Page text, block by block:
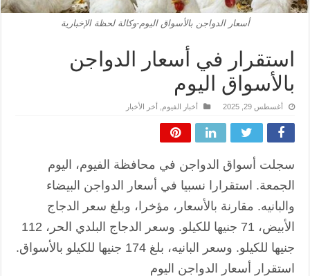
أسعار الدواجن بالأسواق اليوم-وكالة لحظة الإخبارية
استقرار في أسعار الدواجن
بالأسواق اليوم
أغسطس 29, 2025 أخبار الفيوم أخر الأخبار
سجلت أسواق الدواجن في محافظة الفيوم، اليوم
الجمعة. استقرارا نسبيا في أسعار الدواجن البيضاء
والبانيه. مقارنة بالأسعار، مؤخرا، وبلغ سعر الدجاج
الأبيض، 71 جنيها للكيلو. وسعر الدجاج البلدي الحر، 112
جنيها للكيلو. وسعر البانيه، بلغ 174 جنيها للكيلو بالأسواق.
استقرار أسعار الدواجن اليوم